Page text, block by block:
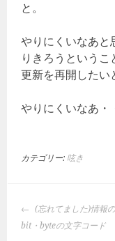
と。
やりにくいなあと
りきろうというこ
更新を再開したい
やりにくいなあ・
カテゴリー: 呟き
投
稿
(忘れてました)情報
bit・byteの文字コード